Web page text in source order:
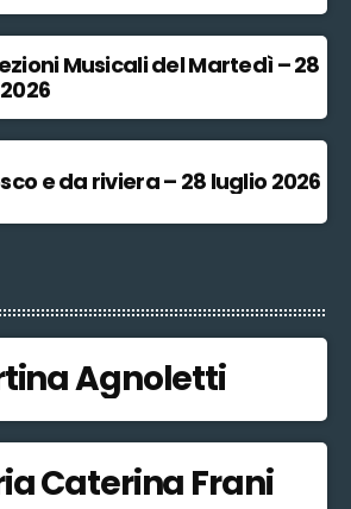
Musicali del Martedì – 28
e da riviera – 28 luglio 2026
Agnoletti
Caterina Frani